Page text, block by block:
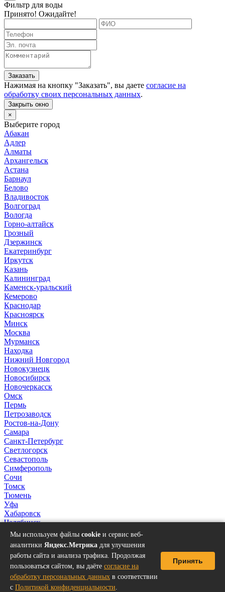
Фильтр для воды
Принято! Ожидайте!
Заказать
Нажимая на кнопку "Заказать", вы даете согласие на
обработку своих персональных данных.
Закрыть окно
×
Выберите город
Абакан
Адлер
Алматы
Архангельск
Астана
Барнаул
Белово
Владивосток
Волгоград
Вологда
Горно-алтайск
Грозный
Дзержинск
Екатеринбург
Иркутск
Казань
Калининград
Каменск-уральский
Кемерово
Краснодар
Красноярск
Минск
Москва
Мурманск
Находка
Нижний Новгород
Новокузнецк
Новосибирск
Новочеркасск
Омск
Пермь
Петрозаводск
Ростов-на-Дону
Самара
Санкт-Петербург
Светлогорск
Севастополь
Симферополь
Сочи
Томск
Тюмень
Уфа
Хабаровск
Челябинск
Якутск
Мы используем файлы cookie и сервис веб-
аналитики Яндекс.Метрика для улучшения
работы сайта и анализа трафика. Продолжая
пользоваться сайтом, вы даёте согласие на
обработку персональных данных в соответствии
с Политикой конфиденциальности.
Принять